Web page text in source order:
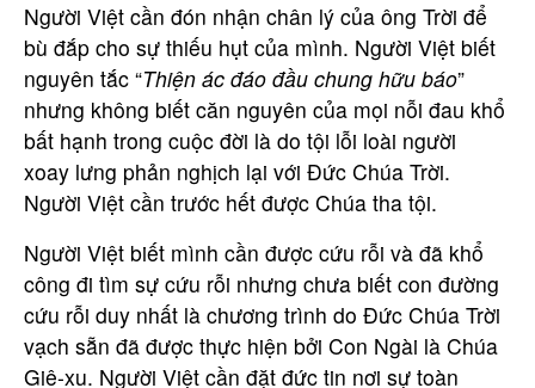
Người Việt cần đón nhận chân lý của ông Trời để
bù đắp cho sự thiếu hụt của mình. Người Việt biết
nguyên tắc “Thiện ác đáo đầu chung hữu báo”
nhưng không biết căn nguyên của mọi nỗi đau khổ
bất hạnh trong cuộc đời là do tội lỗi loài người
xoay lưng phản nghịch lại với Đức Chúa Trời.
Người Việt cần trước hết được Chúa tha tội.
Người Việt biết mình cần được cứu rỗi và đã khổ
công đi tìm sự cứu rỗi nhưng chưa biết con đường
cứu rỗi duy nhất là chương trình do Đức Chúa Trời
vạch sẵn đã được thực hiện bởi Con Ngài là Chúa
Giê-xu. Người Việt cần đặt đức tin nơi sự toàn